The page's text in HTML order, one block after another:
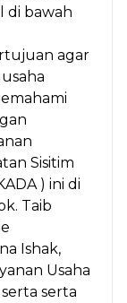
di bawah
agar
Sisitim
) ini di
Taib
Ishak,
Usaha
serta serta